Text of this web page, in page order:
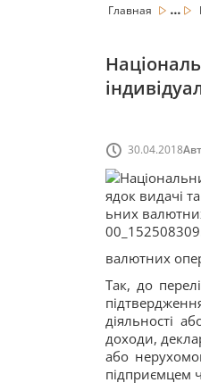
Главная ...
30.04.2018
валютних
Так, до
діяльності
доходи,
або
підприємцем